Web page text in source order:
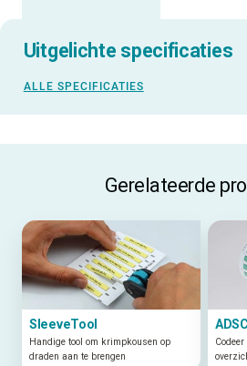
Uitgelichte specificaties
ALLE SPECIFICATIES
Gerelateerde
SleeveTool
Handige tool om krimpkousen op
draden aan te brengen